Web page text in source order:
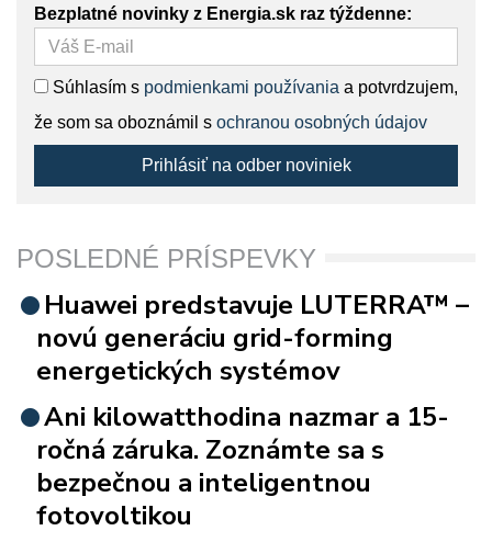
Bezplatné novinky z Energia.sk raz týždenne:
Súhlasím s podmienkami používania a potvrdzujem,
že som sa oboznámil s ochranou osobných údajov
Prihlásiť na odber noviniek
POSLEDNÉ PRÍSPEVKY
Huawei predstavuje LUTERRA™ –
novú generáciu grid-forming
energetických systémov
Ani kilowatthodina nazmar a 15-
ročná záruka. Zoznámte sa s
bezpečnou a inteligentnou
fotovoltikou